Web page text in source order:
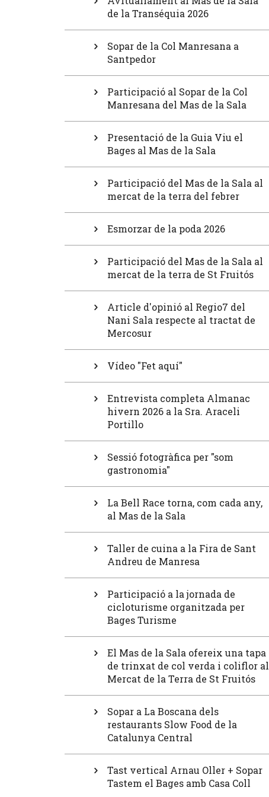
de la Transéquia 2026
Sopar de la Col Manresana a
Santpedor
Participació al Sopar de la Col
Manresana del Mas de la Sala
Presentació de la Guia Viu el
Bages al Mas de la Sala
Participació del Mas de la Sala al
mercat de la terra del febrer
Esmorzar de la poda 2026
Participació del Mas de la Sala al
mercat de la terra de St Fruitós
Article d'opinió al Regio7 del
Nani Sala respecte al tractat de
Mercosur
Vídeo "Fet aquí"
Entrevista completa Almanac
hivern 2026 a la Sra. Araceli
Portillo
Sessió fotogràfica per "som
gastronomia"
La Bell Race torna, com cada any,
al Mas de la Sala
Taller de cuina a la Fira de Sant
Andreu de Manresa
Participació a la jornada de
cicloturisme organitzada per
Bages Turisme
El Mas de la Sala ofereix una tapa
de trinxat de col verda i coliflor al
Mercat de la Terra de St Fruitós
Sopar a La Boscana dels
restaurants Slow Food de la
Catalunya Central
Tast vertical Arnau Oller + Sopar
Tastem el Bages amb Casa Coll